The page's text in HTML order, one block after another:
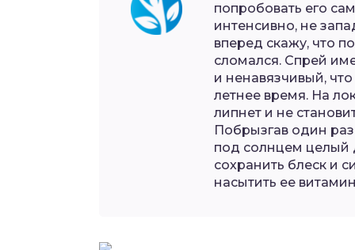
попробовать его
интенсивно, не
вперед скажу, что
сломался. Спрей
и ненавязчивый,
летнее время. На
липнет и не
Побрызгав один
под солнцем целый
сохранить блеск и
насытить ее